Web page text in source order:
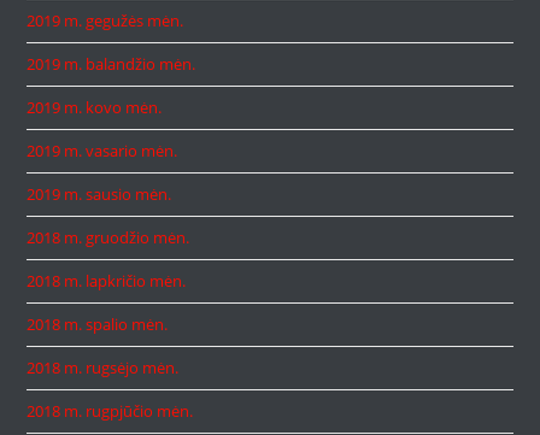
2019 m. gegužės mėn.
2019 m. balandžio mėn.
2019 m. kovo mėn.
2019 m. vasario mėn.
2019 m. sausio mėn.
2018 m. gruodžio mėn.
2018 m. lapkričio mėn.
2018 m. spalio mėn.
2018 m. rugsėjo mėn.
2018 m. rugpjūčio mėn.